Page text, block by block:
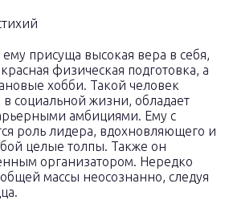
ему присуща высокая вера в себя,
физическая подготовка, а
хобби. Такой человек
в социальной жизни, обладает
амбициями. Ему с
роль лидера, вдохновляющего и
целые толпы. Также он
организатором. Нередко
массы неосознанно, следуя